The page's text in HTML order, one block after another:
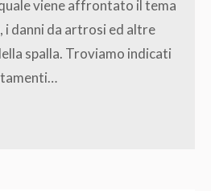
viene affrontato il tema
i danni da artrosi ed altre
spalla. Troviamo indicati